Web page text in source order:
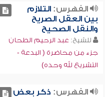
الفهرس:التلازم
بين العقل الصريح
والنقل الصحيح
للشيخ: عبد الرحيم الطحان
جزء من محاضرة ( البدعة -
التشريع لله وحده)
الفهرس: ذكر بعض